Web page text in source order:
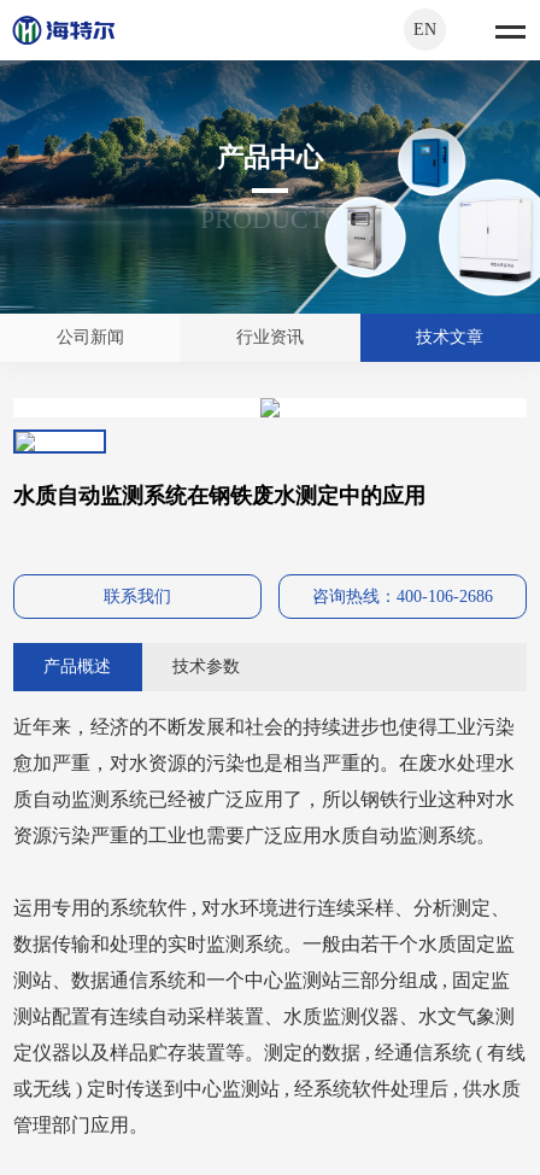
EN
产品中心
PRODUCTS
公司新闻 行业资讯 技术文章
水质自动监测系统在钢铁废水测定中的应用
联系我们 咨询热线：400-106-2686
产品概述 技术参数
近年来，经济的不断发展和社会的持续进步也使得工业污染
愈加严重，对水资源的污染也是相当严重的。在废水处理水
质自动监测系统已经被广泛应用了，所以钢铁行业这种对水
资源污染严重的工业也需要广泛应用水质自动监测系统。
运用专用的系统软件 , 对水环境进行连续采样、分析测定、
数据传输和处理的实时监测系统。一般由若干个水质固定监
测站、数据通信系统和一个中心监测站三部分组成 , 固定监
测站配置有连续自动采样装置、水质监测仪器、水文气象测
定仪器以及样品贮存装置等。测定的数据 , 经通信系统 ( 有线
或无线 ) 定时传送到中心监测站 , 经系统软件处理后 , 供水质
管理部门应用。